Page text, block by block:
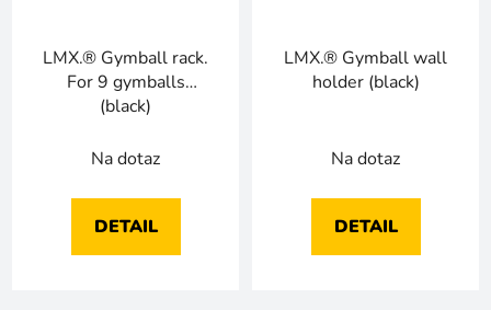
LMX.® Gymball rack.
For 9 gymballs
(black)
Na dotaz
DETAIL
LMX.® Gymball wall
holder (black)
Na dotaz
DETAIL